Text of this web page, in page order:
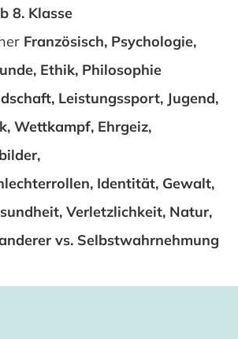
8. Klasse
Französisch, Psychologie,
Ethik, Philosophie
Leistungssport, Jugend,
Wettkampf, Ehrgeiz,
Identität, Gewalt,
Verletzlichkeit, Natur,
vs. Selbstwahrnehmung